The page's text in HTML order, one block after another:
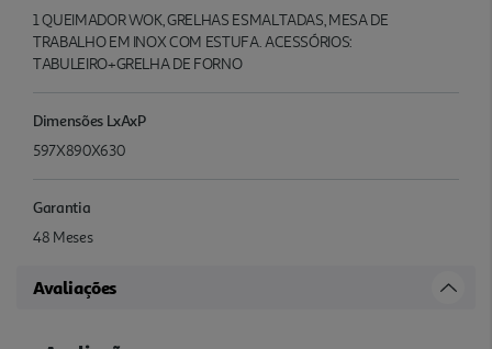
1 QUEIMADOR WOK, GRELHAS ESMALTADAS, MESA DE
TRABALHO EM INOX COM ESTUFA. ACESSÓRIOS:
TABULEIRO+GRELHA DE FORNO
Dimensões LxAxP
597X890X630
Garantia
48 Meses
Avaliações